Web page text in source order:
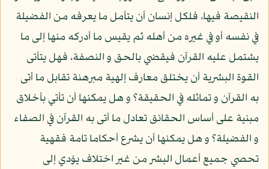
النقيصة فيها، فلكل إنسان أن يتأمل ما يعرفه من الفضيلة
في نفسه أو في غيره من أهله ثم يقيس ما أدركه منها إلى ما
يشتمل عليه القرآن فيقضي بالحق و النصفة، فهل يتأتى
القوة البشرية أن يختلق معارف إلهية مبرهنة تقابل ما أتى
به القرآن و تماثله في الحقيقة؟ و هل يمكنها أن تأتي بأخلاق
مبنية على أساس الحقائق تعادل ما أتى به القرآن في الصفاء
و الفضيلة؟ و هل يمكنها أن يشرع أحكاما تامة فقهية
تحصي جميع أعمال البشر من غير اختلاف يؤدي إلى